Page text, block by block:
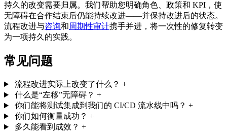
持久的改变需要归属。我们帮助您明确角色、政策和 KPI，使
无障碍在合作结束后仍能持续改进——并保持改进后的状态。
流程改进与咨询和周期性审计携手并进，将一次性的修复转变
为一项持久的实践。
常见问题
流程改进实际上改变了什么？ +
什么是“左移”无障碍？ +
你们能将测试集成到我们的 CI/CD 流水线中吗？ +
你们如何衡量成功？ +
多久能看到成效？ +